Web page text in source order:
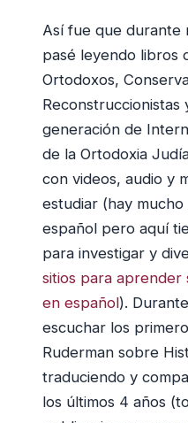
Así fue que durante
pasé leyendo libros
Ortodoxos,
Reconstruccionistas
generación de
de la Ortodoxia
con videos, audio y
estudiar (hay
español pero aquí
para investigar y
sitios para aprender
en español).
escuchar los
Ruderman sobre
traduciendo y
los últimos 4 años